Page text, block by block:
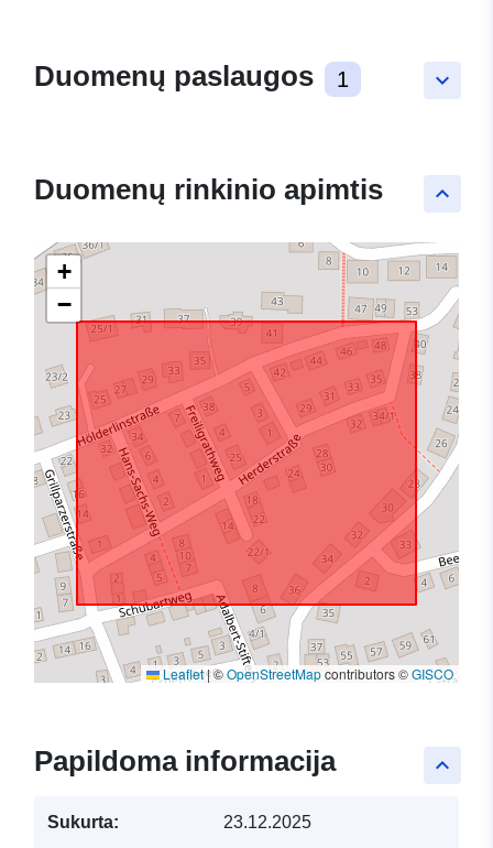
keyboard_arrow_down
Duomenų paslaugos 1
keyboard_arrow_up
Duomenų rinkinio apimtis
+
−
Leaflet|©OpenStreetMapcontributors ©GISCO
keyboard_arrow_up
Papildoma informacija
Sukurta: 23.12.2025